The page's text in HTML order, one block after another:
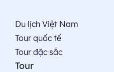
Du lịch Việt Nam
Tour quốc tế
Tour đặc sắc
Tour